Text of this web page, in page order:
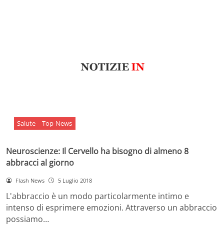
Salute Top-News
Neuroscienze: Il Cervello ha bisogno di almeno 8
abbracci al giorno
Flash News 5 Luglio 2018
L'abbraccio è un modo particolarmente intimo e
intenso di esprimere emozioni. Attraverso un abbraccio
possiamo…